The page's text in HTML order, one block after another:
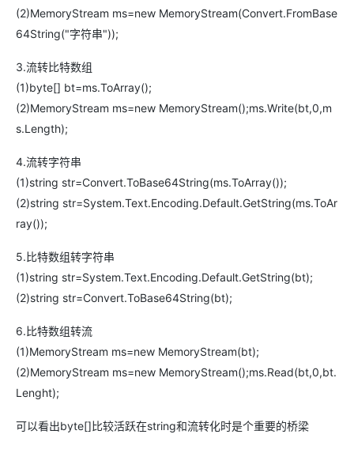
(2)MemoryStream ms=new MemoryStream(Convert.FromBase
64String("字符串"));
3.流转比特数组
(1)byte[] bt=ms.ToArray();
(2)MemoryStream ms=new MemoryStream();ms.Write(bt,0,m
s.Length);
4.流转字符串
(1)string str=Convert.ToBase64String(ms.ToArray());
(2)string str=System.Text.Encoding.Default.GetString(ms.ToAr
ray());
5.比特数组转字符串
(1)string str=System.Text.Encoding.Default.GetString(bt);
(2)string str=Convert.ToBase64String(bt);
6.比特数组转流
(1)MemoryStream ms=new MemoryStream(bt);
(2)MemoryStream ms=new MemoryStream();ms.Read(bt,0,bt.
Lenght);
可以看出byte[]比较活跃在string和流转化时是个重要的桥梁